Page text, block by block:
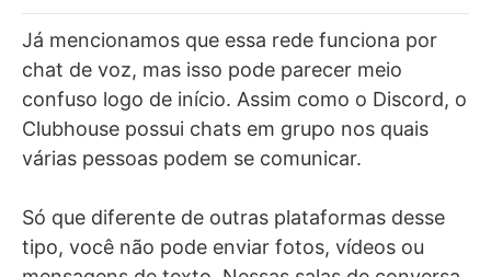
Já mencionamos que essa rede funciona por
chat de voz, mas isso pode parecer meio
confuso logo de início. Assim como o Discord, o
Clubhouse possui chats em grupo nos quais
várias pessoas podem se comunicar.
Só que diferente de outras plataformas desse
tipo, você não pode enviar fotos, vídeos ou